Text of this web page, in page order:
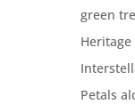
green
Petals